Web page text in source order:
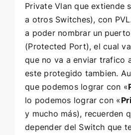
Private Vlan que extiende
a otros Switches), con
a poder nombrar un
(Protected Port), el cual
que no va a enviar trafico
este protegido tambien.
que podemos lograr con «
lo podemos lograr con «
y mucho más), recuerden
depender del Switch que